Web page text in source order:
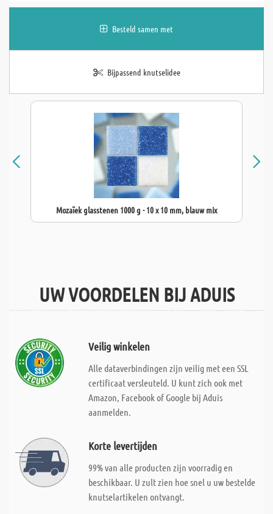
Besteld samen met
Bijpassend knutselidee
Mozaïek glasstenen 1000 g - 10 x 10 mm, blauw mix
UW VOORDELEN BIJ ADUIS
Veilig winkelen
Alle dataverbindingen zijn veilig met een SSL
certificaat versleuteld. U kunt zich ook met
Amazon, Facebook of Google bij Aduis
aanmelden.
Korte levertijden
99% van alle producten zijn voorradig en
beschikbaar. U zult zien hoe snel u uw bestelde
knutselartikelen ontvangt.